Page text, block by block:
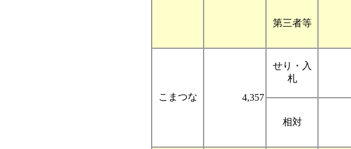
第三者等
こまつな 4,357
せり・入
札
相対